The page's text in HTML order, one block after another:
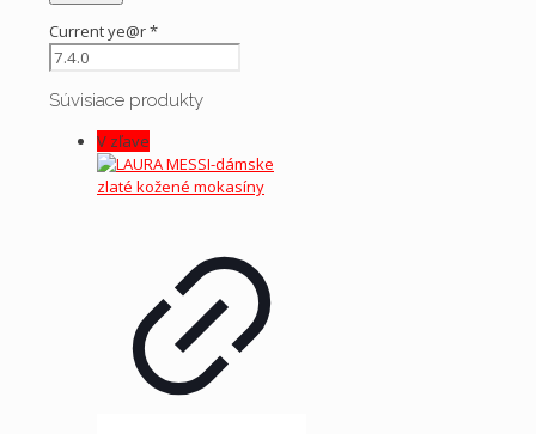
Current ye@r*
Súvisiace produkty
V zľave